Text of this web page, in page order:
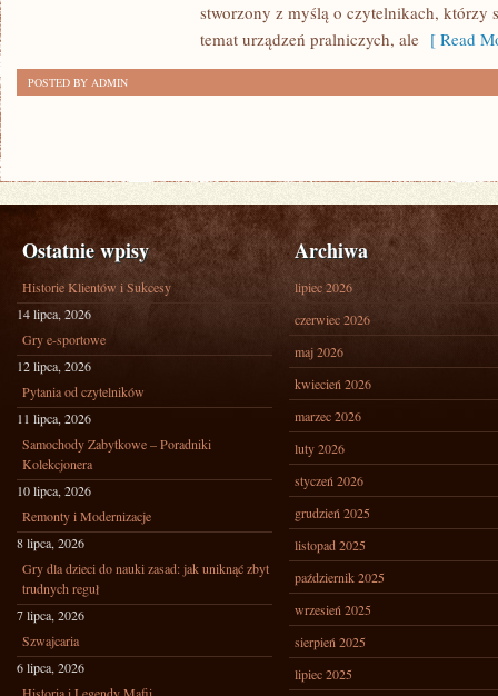
stworzony z myślą o czytelnikach, którzy
temat urządzeń pralniczych, ale [ Read
POSTED BY ADMIN
Ostatnie wpisy
Historie Klientów i Sukcesy
14 lipca, 2026
Gry e-sportowe
12 lipca, 2026
Pytania od czytelników
11 lipca, 2026
Samochody Zabytkowe – Poradniki
Kolekcjonera
10 lipca, 2026
Remonty i Modernizacje
8 lipca, 2026
Gry dla dzieci do nauki zasad: jak uniknąć zbyt
trudnych reguł
7 lipca, 2026
Szwajcaria
6 lipca, 2026
Archiwa
lipiec 2026
czerwiec 2026
maj 2026
kwiecień 2026
marzec 2026
luty 2026
styczeń 2026
grudzień 2025
listopad 2025
październik 2025
wrzesień 2025
sierpień 2025
lipiec 2025